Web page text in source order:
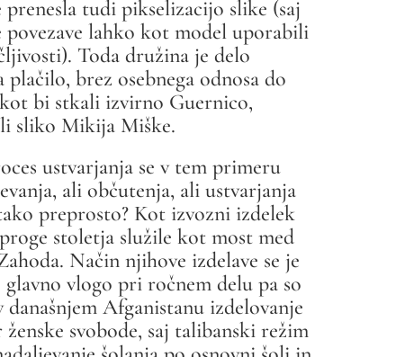
tudi pikselizacijo slike (saj
povezave lahko kot model uporabili
Toda družina je delo
brez osebnega odnosa do
bi stkali izvirno Guernico,
sliko Mikija Miške.
ustvarjanja se v tem primeru
ali občutenja, ali ustvarjanja
preprosto? Kot izvozni izdelek
stoletja služile kot most med
Način njihove izdelave se je
vlogo pri ročnem delu pa so
današnjem Afganistanu izdelovanje
svobode, saj talibanski režim